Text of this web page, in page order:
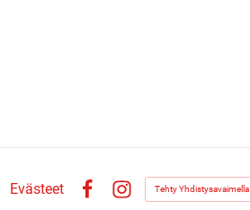
Evästeet
Instagram
Tehty Yhdistysavaimella